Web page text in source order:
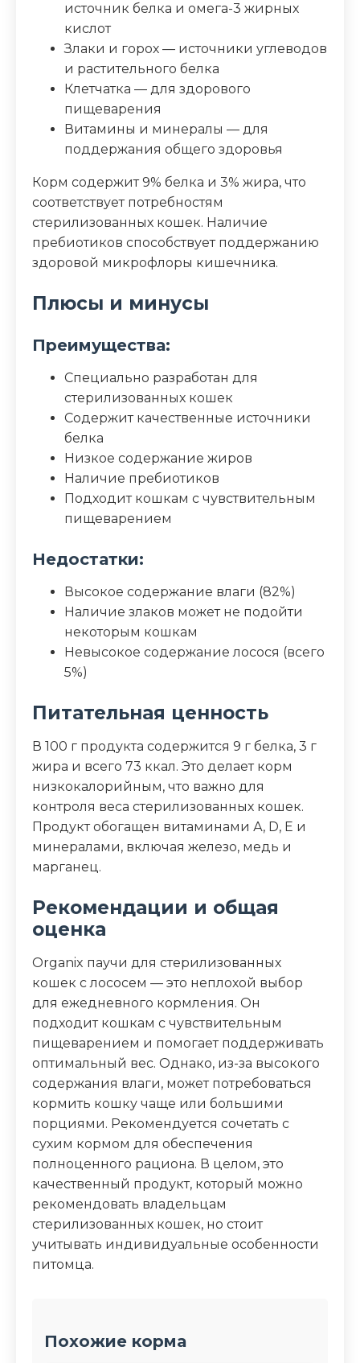
источник белка и омега-3 жирных
кислот
Злаки и горох — источники углеводов
и растительного белка
Клетчатка — для здорового
пищеварения
Витамины и минералы — для
поддержания общего здоровья
Корм содержит 9% белка и 3% жира, что
соответствует потребностям
стерилизованных кошек. Наличие
пребиотиков способствует поддержанию
здоровой микрофлоры кишечника.
Плюсы и минусы
Преимущества:
Специально разработан для
стерилизованных кошек
Содержит качественные источники
белка
Низкое содержание жиров
Наличие пребиотиков
Подходит кошкам с чувствительным
пищеварением
Недостатки:
Высокое содержание влаги (82%)
Наличие злаков может не подойти
некоторым кошкам
Невысокое содержание лосося (всего
5%)
Питательная ценность
В 100 г продукта содержится 9 г белка, 3 г
жира и всего 73 ккал. Это делает корм
низкокалорийным, что важно для
контроля веса стерилизованных кошек.
Продукт обогащен витаминами А, D, E и
минералами, включая железо, медь и
марганец.
Рекомендации и общая
оценка
Organix паучи для стерилизованных
кошек с лососем — это неплохой выбор
для ежедневного кормления. Он
подходит кошкам с чувствительным
пищеварением и помогает поддерживать
оптимальный вес. Однако, из-за высокого
содержания влаги, может потребоваться
кормить кошку чаще или большими
порциями. Рекомендуется сочетать с
сухим кормом для обеспечения
полноценного рациона. В целом, это
качественный продукт, который можно
рекомендовать владельцам
стерилизованных кошек, но стоит
учитывать индивидуальные особенности
питомца.
Похожие корма